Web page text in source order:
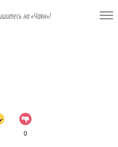
на «Чаян»!
0